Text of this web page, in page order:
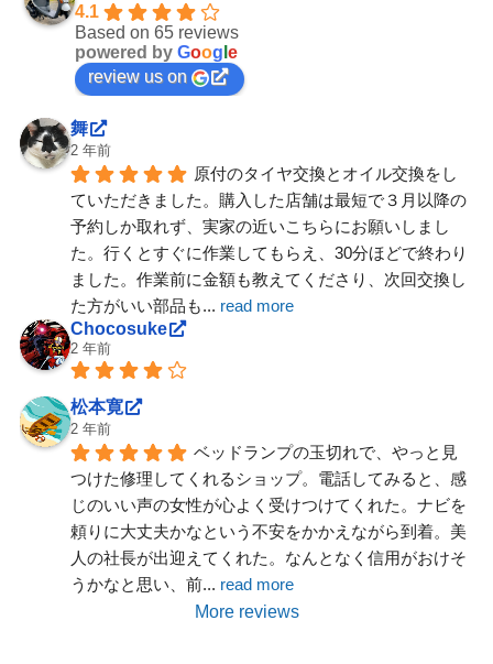
4.1
Based on 65 reviews
powered by Goog e
review us on
舞
2 年前
原付のタイヤ交換とオイル交換をし
ていただきました。購入した店舗は最短で３月以降の
予約しか取れず、実家の近いこちらにお願いしまし
た。行くとすぐに作業してもらえ、30分ほどで終わり
ました。作業前に金額も教えてくださり、次回交換し
た方がいい部品も... read more
Chocosuke
2 年前
松本寛
2 年前
ベッドランプの玉切れで、やっと見
つけた修理してくれるショップ。電話してみると、感
じのいい声の女性が心よく受けつけてくれた。ナビを
頼りに大丈夫かなという不安をかかえながら到着。美
人の社長が出迎えてくれた。なんとなく信用がおけそ
うかなと思い、前... read more
More reviews